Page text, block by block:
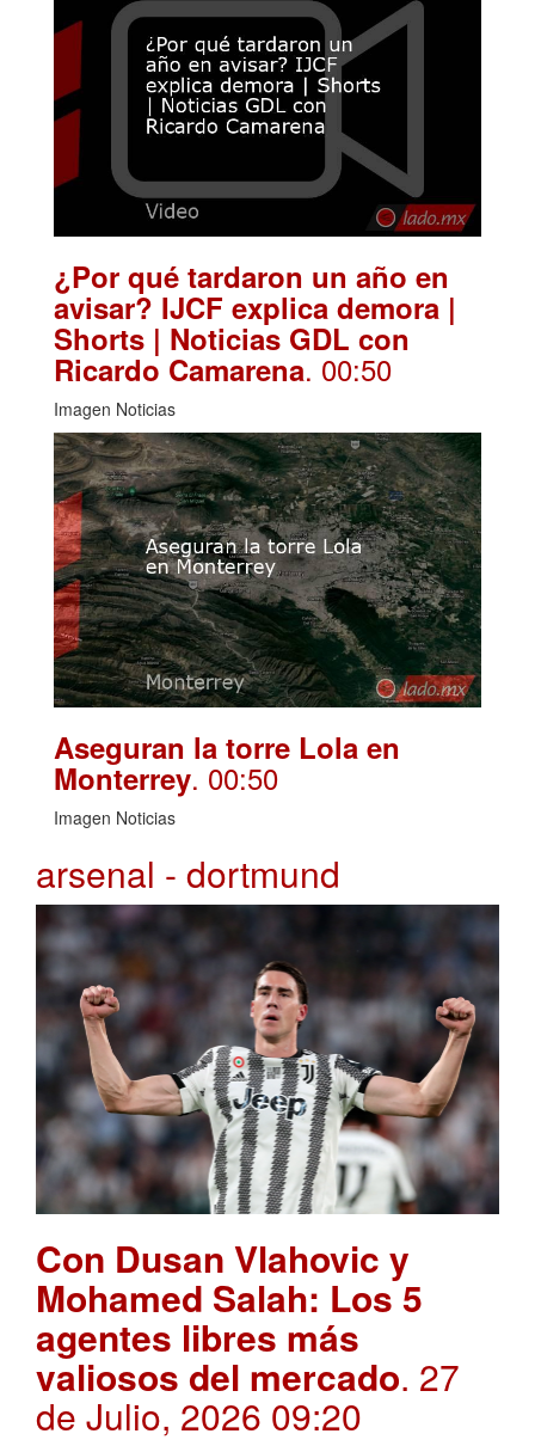
¿Por qué tardaron un año en
avisar? IJCF explica demora |
Shorts | Noticias GDL con
Ricardo Camarena. 00:50
Imagen Noticias
Aseguran la torre Lola en
Monterrey. 00:50
Imagen Noticias
arsenal - dortmund
Con Dusan Vlahovic y
Mohamed Salah: Los 5
agentes libres más
valiosos del mercado. 27
de Julio, 2026 09:20